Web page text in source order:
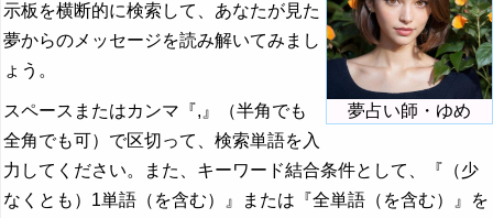
夢占い師・ゆめ
示板を横断的に検索して、あなたが見た
夢からのメッセージを読み解いてみまし
ょう。
スペースまたはカンマ『,』（半角でも
全角でも可）で区切って、検索単語を入
力してください。また、キーワード結合条件として、『（少
なくとも）1単語（を含む）』または『全単語（を含む）』を